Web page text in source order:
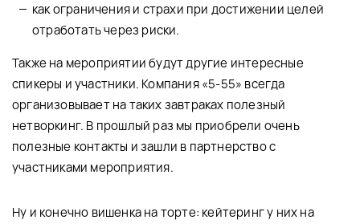
как ограничения и страхи при достижении целей
отработать через риски.
Также на мероприятии будут другие интересные
спикеры и участники. Компания «5-55» всегда
организовывает на таких завтраках полезный
нетворкинг. В прошлый раз мы приобрели очень
полезные контакты и зашли в партнерство с
участниками мероприятия.
Ну и конечно вишенка на торте: кейтеринг у них на